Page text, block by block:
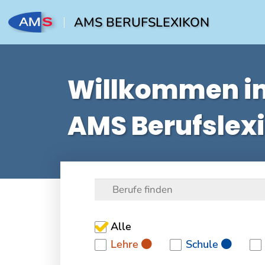
AMS BERUFSLEXIKON
Willkommen
AMS
Alle
Lehre
Schule